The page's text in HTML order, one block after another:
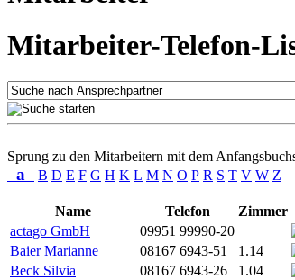
Mitarbeiter-Telefon-
Sprung zu den Mitarbeitern mit dem
a B D E F G H K L M N O P R S T V W Z
Name
Telefon Zimmer
actago GmbH
09951 99990-20
Baier Marianne
08167 6943-51 1.14
Beck Silvia
08167 6943-26 1.04